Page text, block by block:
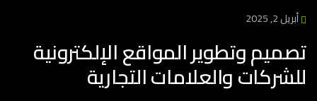
أبريل 2, 2025
تصميم وتطوير المواقع الإلكترونية
للشركات والعلامات التجارية